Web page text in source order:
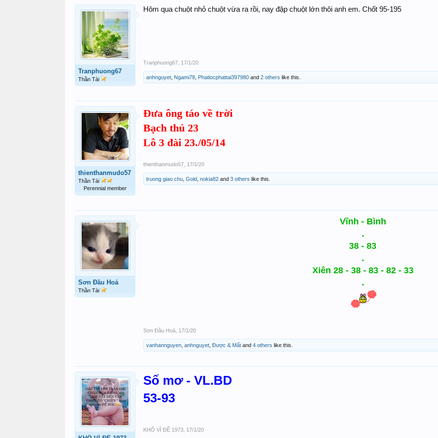
Tranphuong67
Thần Tài
Hôm qua chuột nhỏ chuột vừa ra rồi, nay đập chuột lớn thôi anh em. Chốt 95-195
Tranphuong67 17/1/20
anhnguyet Ngami78 Phatlocphattai397980 and 2 others like this.
thienthanmudo57
Thần Tài
Perennial member
Đưa ông táo về trời
Bạch thủ 23
Lô 3 đài 23./05/14
thienthanmudo57 17/1/20
truong giao chu Gold nokia82 and 3 others like this.
Sơn Đầu Hoả
Thần Tài
Vĩnh - Bình
.
38 - 83
.
Xiên 28 - 38 - 83 - 82 - 33
.
Sơn Đầu Hoả 17/1/20
vanhannguyen anhnguyet Được & Mất and 4 others like this.
Số mơ - VL.BD
53-93
KHỔ VÌ ĐỀ 1973 17/1/20